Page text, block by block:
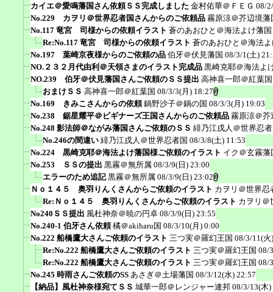
カイエ＠愛鳴藩国さん依頼ＳＳ完成しました 金村佑華＠ＦＥＧ 08/
No.229 カヲリ＠世界忍者国さんからのご依頼品 霧原涼＠芥辺境藩
No.117 竜宮 司様からの依頼イラスト 蒼のあおひと＠海法よけ藩国
Re:No.117 竜宮 司様からの依頼イラスト 蒼のあおひと＠海法
No.197 葉崎京夜様からのご依頼の品 伯牙＠伏見藩国 08/3/1(土)
NO.２３２月代由利＠天領さまのイラスト完成品 黒崎克耶＠海法よ
NO.239 伯牙＠伏見藩国さんご依頼のＳＳ提出 高神喜一郎＠紅葉国
おまけＳＳ 高神喜一郎＠紅葉国 08/3/3(月) 18:27
No.169 きみこさんからの依頼 鍋野沙子＠鍋の国 08/3/3(月) 19:03
No.238 鋸星耀平＠ビギナーズ王国さんからのご依頼品 霧原涼＠芥
No.248 影法師＠ながみ藩国さんご依頼のＳＳ 緋乃江戌人＠世界忍
No.246の間違い 緋乃江戌人＠世界忍者国 08/3/8(土) 11:53
No.224 黒崎克耶＠海法よけ藩国様ご依頼のイラスト イク＠玄霧藩
No.253 ＳＳの提出 黒霧＠無所属 08/3/9(日) 23:00
エラーのため追記 黒霧＠無所属 08/3/9(日) 23:02
Ｎｏ１４５ 奥羽りんくさんからご依頼のイラスト カヲリ＠世界忍
Re:Ｎｏ１４５ 奥羽りんくさんからご依頼のイラスト カヲリ＠
No240ＳＳ提出 風杜神奈＠暁の円卓 08/3/9(日) 23:55
No.240-1 伯牙さん依頼 橘＠akiharu国 08/3/10(月) 0:00
No.222 船橋鷹大さんご依頼のイラスト 三つ実＠羅幻王国 08/3/11(火
Re:No.222 船橋鷹大さんご依頼のイラスト 三つ実＠羅幻王国 08/
Re:No.222 船橋鷹大さんご依頼のイラスト 三つ実＠羅幻王国 08/
No.245 時雨さんご依頼のSS あさぎ＠土場藩国 08/3/12(水) 22:57
【納品】風杜神奈様宛てＳＳ 城華一郎＠レンジャー連邦 08/3/13(木)